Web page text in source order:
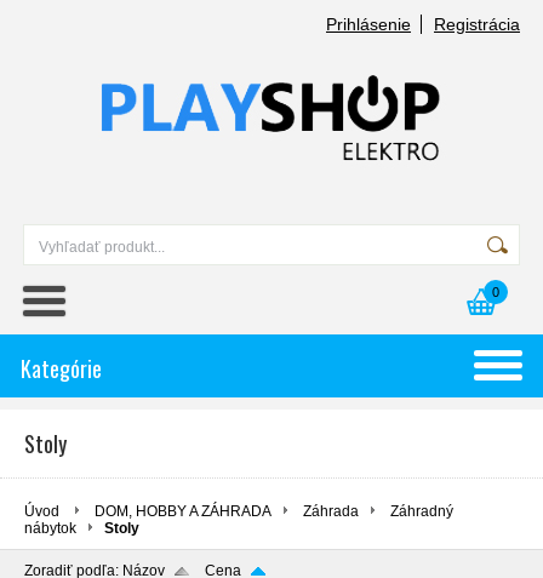
Prihlásenie Registrácia
0
Kategórie
Stoly
Úvod DOM, HOBBY A ZÁHRADA Záhrada
Záhradný
nábytok
Stoly
Zoradiť podľa: Názov
Cena